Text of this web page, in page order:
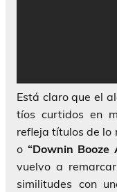
Está claro que el
tíos curtidos en
refleja títulos de lo
o “Downin Booze
vuelvo a
similitudes con